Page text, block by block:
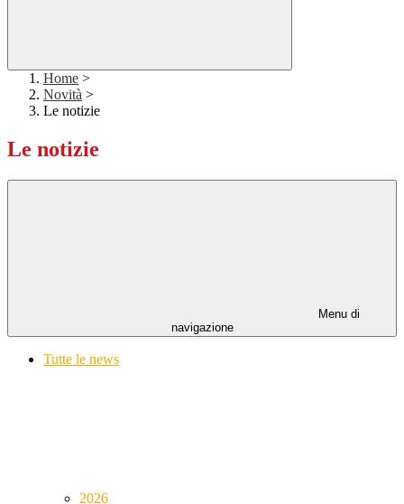
Home >
Novità >
Le notizie
Le notizie
Menu di
navigazione
Tutte le news
2026